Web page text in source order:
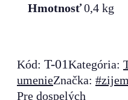
Hmotnosť0,4 kg
Kód: T-01Kategória:
umenieZnačka:
Pre dospelých